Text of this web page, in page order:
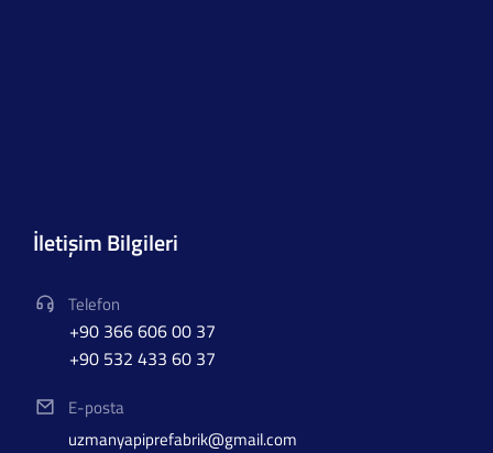
İletişim Bilgileri
Telefon
+90 366 606 00 37
+90 532 433 60 37
E-posta
uzmanyapiprefabrik@gmail.com